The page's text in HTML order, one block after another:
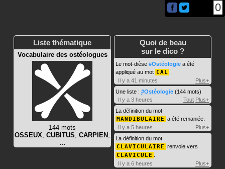
0
Liste thématique
Vocabulaire des ostéologues
144 mots
OSSEUX CUBITUS CARPIEN
Quoi de beau
sur le dico ?
Le mot-dièse #Ostéologie a été
appliqué au mot CAL
Il y a 41 minutes
Plus+
Une liste : #Ostéologie (144 mots)
Il y a 3 heures
Tout Plus+
La définition du mot
MANDIBULAIRE a été remaniée.
Il y a 5 heures
Plus+
La définition du mot
CLAVICULAIRE renvoie vers
CLAVICULE
Il y a 6 heures
Plus+